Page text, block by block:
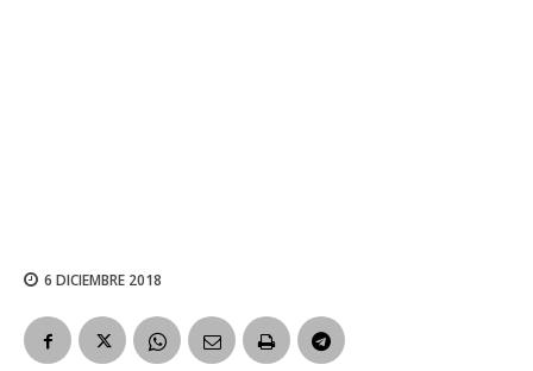
6 DICIEMBRE 2018